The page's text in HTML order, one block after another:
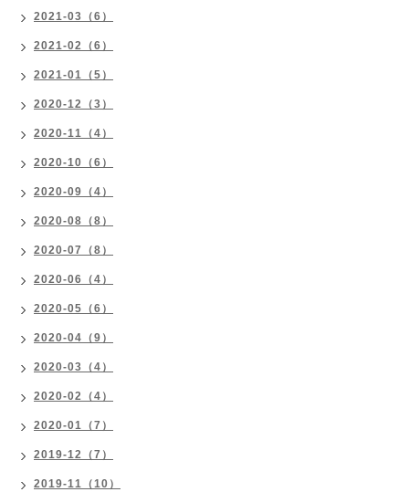
2021-03（6）
2021-02（6）
2021-01（5）
2020-12（3）
2020-11（4）
2020-10（6）
2020-09（4）
2020-08（8）
2020-07（8）
2020-06（4）
2020-05（6）
2020-04（9）
2020-03（4）
2020-02（4）
2020-01（7）
2019-12（7）
2019-11（10）